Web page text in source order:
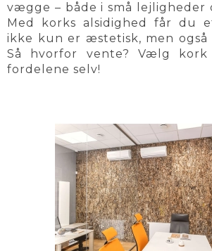
vægge – både i små lejligheder
Med korks alsidighed får du
ikke kun er æstetisk, men også
Så hvorfor vente? Vælg
fordelene selv!